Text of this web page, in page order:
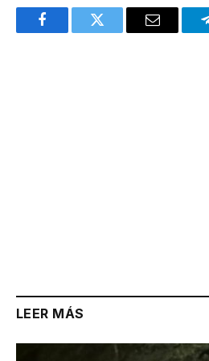
FacebookTwitter Email
LEER MÁS